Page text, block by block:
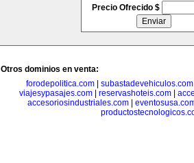
Precio Ofrecido $
Otros dominios en venta:
forodepolitica.com| subastadevehiculos.com
viajesypasajes.com
reservashoteis.com
accesoriosindustriales.com